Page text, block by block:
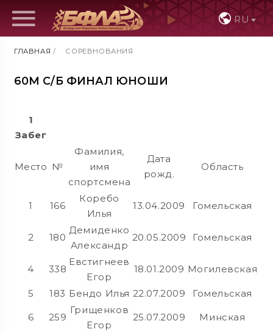
RU
ГЛАВНАЯ / СОРЕВНОВАНИЯ
60М С/Б ФИНАЛ ЮНОШИ
1
Забег
Место №
Фамилия,
имя
спортсмена
Дата
рожд.
Область
1 166
Коребо
Илья
13.04.2009 Гомельская
2 180
Демиденко
Александр
20.05.2009 Гомельская
4 338
Евстигнеев
Егор
18.01.2009 Могилевская
5 183 Бендо Илья 22.07.2009 Гомельская
6 259
Грищенков
Егор
25.07.2009 Минская